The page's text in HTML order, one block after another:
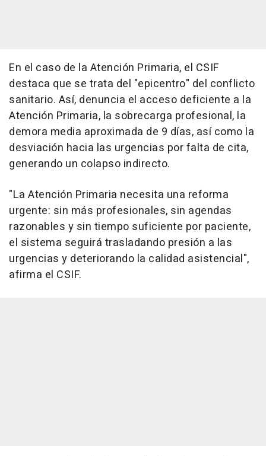
En el caso de la Atención Primaria, el CSIF
destaca que se trata del "epicentro" del conflicto
sanitario. Así, denuncia el acceso deficiente a la
Atención Primaria, la sobrecarga profesional, la
demora media aproximada de 9 días, así como la
desviación hacia las urgencias por falta de cita,
generando un colapso indirecto.
"La Atención Primaria necesita una reforma
urgente: sin más profesionales, sin agendas
razonables y sin tiempo suficiente por paciente,
el sistema seguirá trasladando presión a las
urgencias y deteriorando la calidad asistencial",
afirma el CSIF.